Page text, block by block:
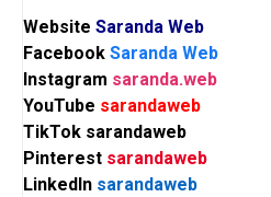
Website Saranda Web
Facebook Saranda Web
Instagram saranda.web
YouTube sarandaweb
TikTok sarandaweb
Pinterest sarandaweb
LinkedIn sarandaweb